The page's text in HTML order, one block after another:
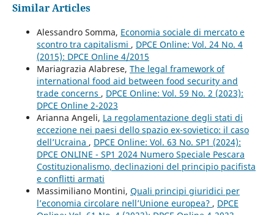
Similar Articles
Alessandro Somma, Economia sociale di mercato e
scontro tra capitalismi , DPCE Online: Vol. 24 No. 4
(2015): DPCE Online 4/2015
Mariagrazia Alabrese, The legal framework of
international food aid between food security and
trade concerns , DPCE Online: Vol. 59 No. 2 (2023):
DPCE Online 2-2023
Arianna Angeli, La regolamentazione degli stati di
eccezione nei paesi dello spazio ex-sovietico: il caso
dell’Ucraina , DPCE Online: Vol. 63 No. SP1 (2024):
DPCE ONLINE - SP1 2024 Numero Speciale Pescara
Costituzionalismo, declinazioni del principio pacifista
e conflitti armati
Massimiliano Montini, Quali principi giuridici per
l’economia circolare nell’Unione europea? , DPCE